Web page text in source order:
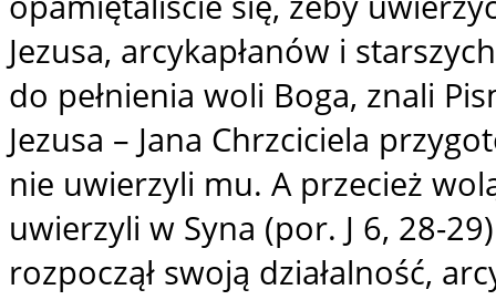
Jezusa, arcykapłanów i
do pełnienia woli Boga, znali
Jezusa – Jana Chrzciciela
nie uwierzyli mu. A przecież
uwierzyli w Syna (por. J 6, 28-
rozpoczął swoją działalność,